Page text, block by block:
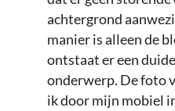
achtergrond
manier is alleen de
ontstaat er een
onderwerp. De foto
ik door mijn mobiel